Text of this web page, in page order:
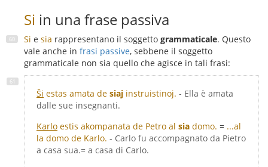
Si in una frase passiva
Si e sia rappresentano il soggetto grammaticale. Questo
vale anche in frasi passive, sebbene il soggetto
grammaticale non sia quello che agisce in tali frasi:
Ŝi estas amata de siaj instruistinoj. - Ella è amata
dalle sue insegnanti.
Karlo estis akompanata de Petro al sia domo. = ...al
la domo de Karlo. - Carlo fu accompagnato da Pietro
a casa sua.= a casa di Carlo.